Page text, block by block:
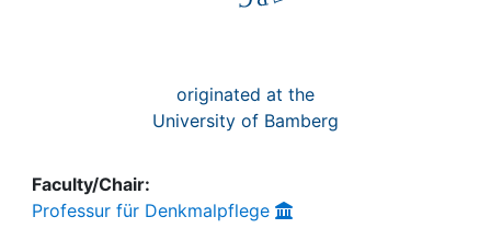
originated at the
University of Bamberg
Faculty/Chair:
Professur für Denkmalpflege